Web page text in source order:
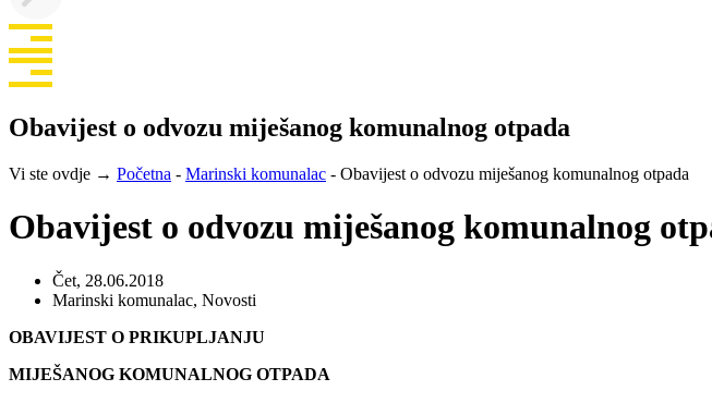
Obavijest o odvozu miješanog komunalnog otpada
Vi ste ovdje → Početna - Marinski komunalac - Obavijest o odvozu miješanog komunalnog otpada
Obavijest o odvozu miješanog komunalnog
Čet, 28.06.2018
Marinski komunalac, Novosti
OBAVIJEST O PRIKUPLJANJU
MIJEŠANOG KOMUNALNOG OTPADA